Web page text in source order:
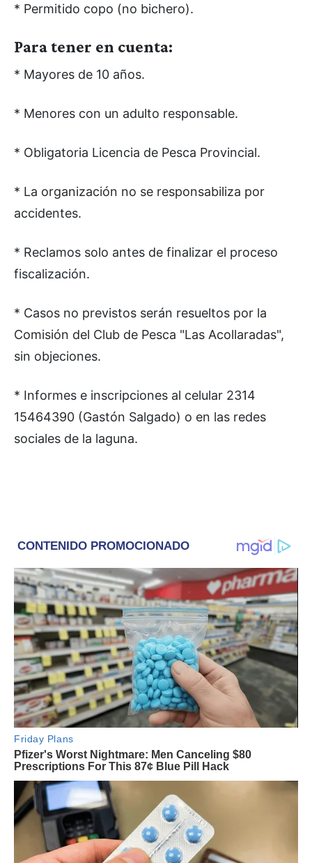
* Permitido copo (no bichero).
Para tener en cuenta:
* Mayores de 10 años.
* Menores con un adulto responsable.
* Obligatoria Licencia de Pesca Provincial.
* La organización no se responsabiliza por
accidentes.
* Reclamos solo antes de finalizar el proceso
fiscalización.
* Casos no previstos serán resueltos por la
Comisión del Club de Pesca "Las Acollaradas",
sin objeciones.
* Informes e inscripciones al celular 2314
15464390 (Gastón Salgado) o en las redes
sociales de la laguna.